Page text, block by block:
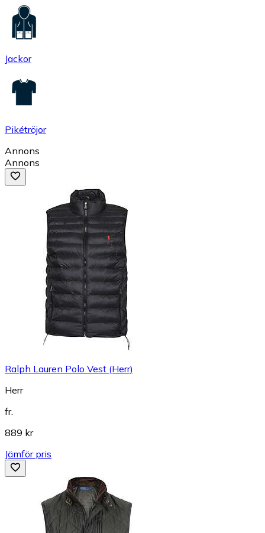
Jackor
Pikétröjor
Annons
Annons
Ralph Lauren Polo Vest (Herr)
Herr
fr.
889 kr
Jämför pris